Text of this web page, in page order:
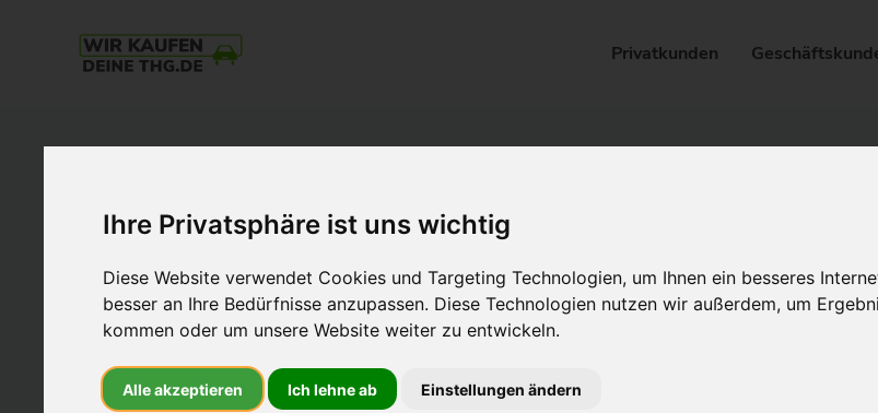
Ihre Privatsphäre ist uns wichtig
Diese Website verwendet Cookies und Targeting Technologien, um Ihnen ein besseres
besser an Ihre Bedürfnisse anzupassen. Diese Technologien nutzen wir außerdem, um
kommen oder um unsere Website weiter zu entwickeln.
Alle akzeptieren Ich lehne ab Einstellungen ändern
Verkaufen
mit
E-
Auto
Geld
verdienen.
Einfach.
Nachhaltig.
Privatkunden